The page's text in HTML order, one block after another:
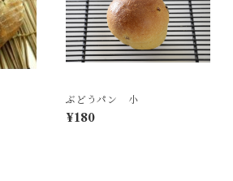
ぶどうパン 小
¥180